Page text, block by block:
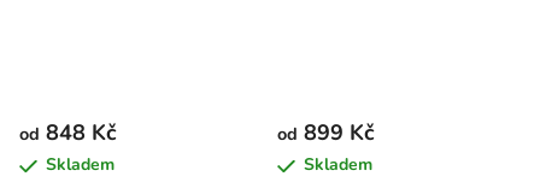
od 848 Kč
Skladem
od 899 Kč
Skladem